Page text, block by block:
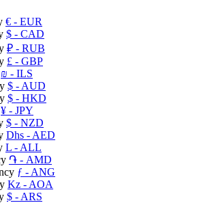
€ - EUR
$ - CAD
₽ - RUB
£ - GBP
₪ - ILS
$ - AUD
$ - HKD
¥ - JPY
$ - NZD
Dhs - AED
L - ALL
֏ - AMD
ƒ - ANG
Kz - AOA
$ - ARS